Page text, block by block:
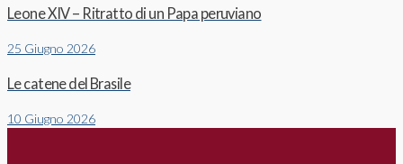
Leone XIV – Ritratto di un Papa peruviano
25 Giugno 2026
Le catene del Brasile
10 Giugno 2026